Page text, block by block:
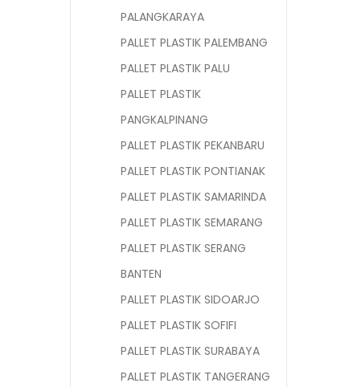
PALANGKARAYA
PALLET PLASTIK PALEMBANG
PALLET PLASTIK PALU
PALLET PLASTIK
PANGKALPINANG
PALLET PLASTIK PEKANBARU
PALLET PLASTIK PONTIANAK
PALLET PLASTIK SAMARINDA
PALLET PLASTIK SEMARANG
PALLET PLASTIK SERANG
BANTEN
PALLET PLASTIK SIDOARJO
PALLET PLASTIK SOFIFI
PALLET PLASTIK SURABAYA
PALLET PLASTIK TANGERANG